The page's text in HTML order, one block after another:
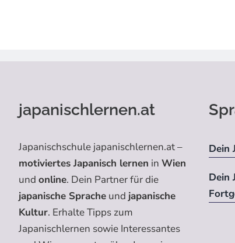
japanischlernen.at
Japanischschule japanischlernen.at –
motiviertes Japanisch lernen in Wien
und online. Dein Partner für die
japanische Spracheund japanische
Kultur. Erhalte Tipps zum
Japanischlernen sowie Interessantes
Dein
Dein